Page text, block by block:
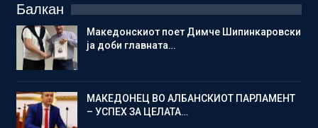
Балкан
Македонскиот поет Димче Шипинкаровски
ја доби главната…
МАКЕДОНЕЦ ВО АЛБАНСКИОТ ПАРЛАМЕНТ
– УСПЕХ ЗА ЦЕЛАТА…